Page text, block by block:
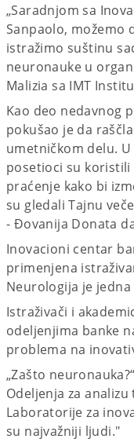
„Saradnjom sa
Sanpaolo, možemo
istražimo suštinu
neuronauke u
Malizia sa IMT
Kao deo nedavnog
pokušao je da
umetničkom delu.
posetioci su koristili
praćenje kako bi
su gledali Tajnu
- Đovanija Donata
Inovacioni centar
primenjena
Neurologija je
Istraživači i
odeljenjima banke
problema na
„Zašto
Odeljenja za
Laboratorije za
su najvažniji ljudi."